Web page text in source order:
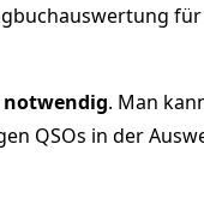
. Man
QSOs in der